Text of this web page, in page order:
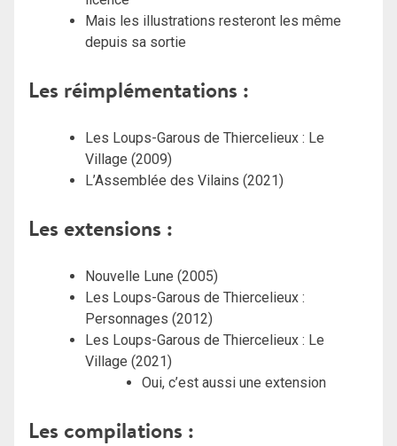
Mais les illustrations resteront les même
depuis sa sortie
Les réimplémentations :
Les Loups-Garous de Thiercelieux : Le
Village (2009)
L’Assemblée des Vilains (2021)
Les extensions :
Nouvelle Lune (2005)
Les Loups-Garous de Thiercelieux :
Personnages (2012)
Les Loups-Garous de Thiercelieux : Le
Village (2021)
Oui, c’est aussi une extension
Les compilations :